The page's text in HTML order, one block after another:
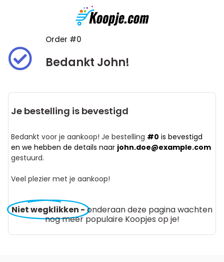
Order #0
Bedankt John!
Je bestelling is bevestigd
Bedankt voor je aankoop! Je bestelling #0 is bevestigd
en we hebben de details naar john.doe@example.com
gestuurd.
Veel plezier met je aankoop!
Niet wegklikken -onderaan deze pagina wachten
nog meer populaire Koopjes op je!